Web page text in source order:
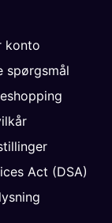
konto
spørgsmål
Act (DSA)